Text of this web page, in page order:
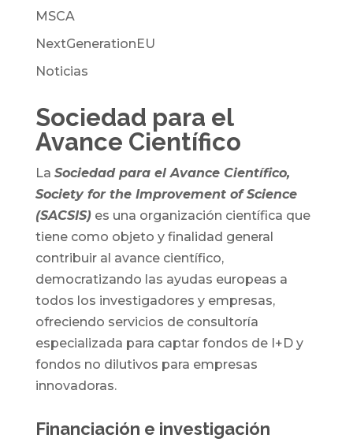
MSCA
NextGenerationEU
Noticias
Sociedad para el
Avance Científico
La Sociedad para el Avance Científico,
Society for the Improvement of Science
(SACSIS)es una organización científica que
tiene como objeto y finalidad general
contribuir al avance científico,
democratizando las ayudas europeas a
todos los investigadores y empresas,
ofreciendo servicios de consultoría
especializada para captar fondos de I+D y
fondos no dilutivos para empresas
innovadoras.
Financiación e investigación